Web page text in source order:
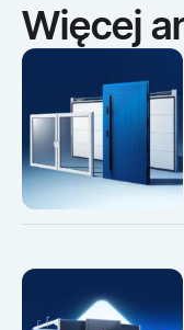
Więcej